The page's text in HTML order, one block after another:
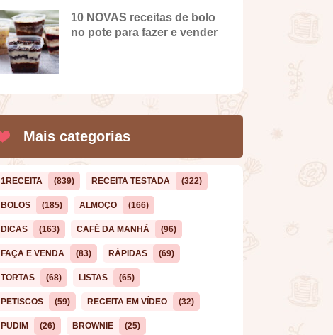
10 NOVAS receitas de bolo
no pote para fazer e vender
Mais categorias
1RECEITA (839) RECEITA TESTADA (322)
BOLOS (185) ALMOÇO (166)
DICAS (163) CAFÉ DA MANHÃ (96)
FAÇA E VENDA (83) RÁPIDAS (69)
TORTAS (68) LISTAS (65)
PETISCOS (59) RECEITA EM VÍDEO (32)
PUDIM (26) BROWNIE (25)